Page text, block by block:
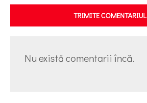
TRIMITE COMENTARIUL
Nu există comentarii încă.